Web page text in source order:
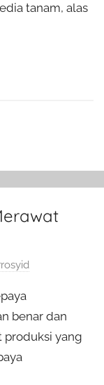
tanam, alas
benar dan
produksi yang